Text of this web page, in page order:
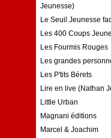
Jeunesse)
Le Seuil Jeunesse
Les 400 Coups
Les Fourmis Rouges
Les grandes
Les P'tits Bérets
Lire en live (Nathan
Little Urban
Magnani éditions
Marcel & Joachim